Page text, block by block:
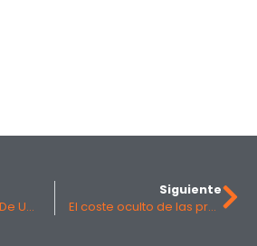
Como Calcular Iva De Un Precio: La Formula Sencilla Para Tu Negocio
Siguiente
El coste oculto de las presentaciones empresariales: por qué los equipos pierden más tiempo preparando diapositivas que ejecutando estrategia